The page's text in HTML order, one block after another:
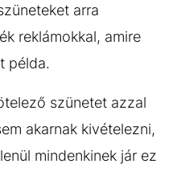
arra
reklámokkal, amire
példa.
szünetet azzal
akarnak kivételezni,
mindenkinek jár ez